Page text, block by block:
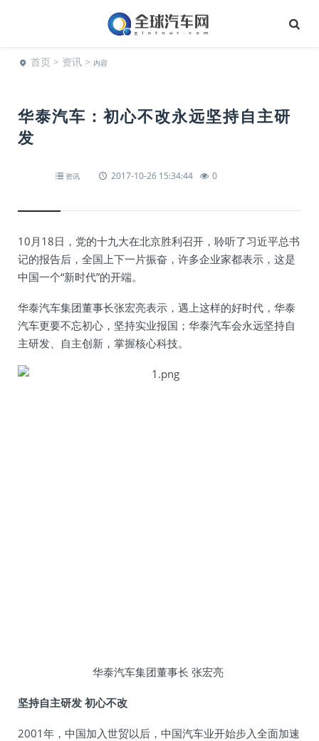
首页 > 资讯 > 内容
华泰汽车：初心不改永远坚持自主研
发
资讯 2017-10-26 15:34:44 0
10月18日，党的十九大在北京胜利召开，聆听了习近平总书
记的报告后，全国上下一片振奋，许多企业家都表示，这是
中国一个“新时代”的开端。
华泰汽车集团董事长张宏亮表示，遇上这样的好时代，华泰
汽车更要不忘初心，坚持实业报国；华泰汽车会永远坚持自
主研发、自主创新，掌握核心科技。
华泰汽车集团董事长 张宏亮
坚持自主研发 初心不改
2001年，中国加入世贸以后，中国汽车业开始步入全面加速